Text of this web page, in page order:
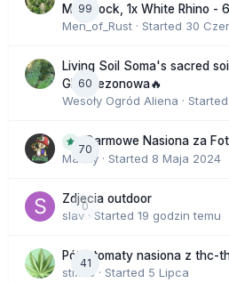
99
Moonrock, 1x White Rhino -
Men_of_Rust · Started 30
60
Living Soil Soma's sacred
GHS sezonowa🔥
Wesoły Ogród Aliena · Started
70
Darmowe Nasiona za
Macky · Started 8 Maja 2024
0
Zdjecia outdoor
slav · Started 19 godzin temu
41
Półautomaty nasiona z thc-
stix33 · Started 5 Lipca